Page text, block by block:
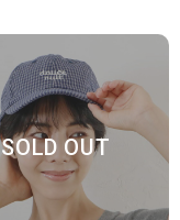
SOLD OUT